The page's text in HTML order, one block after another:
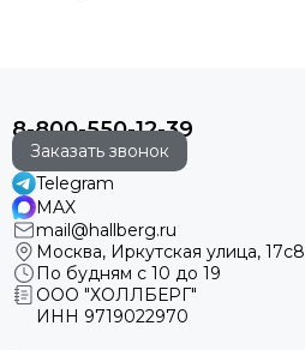
8-800-550-12-39
Заказать звонок
Telegram
MAX
mail@hallberg.ru
Москва, Иркутская улица, 17с8
По будням с 10 до 19
ООО "ХОЛЛБЕРГ"
ИНН 9719022970